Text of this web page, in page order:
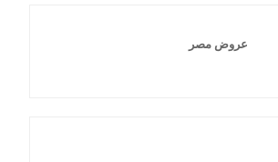
عروض مصر